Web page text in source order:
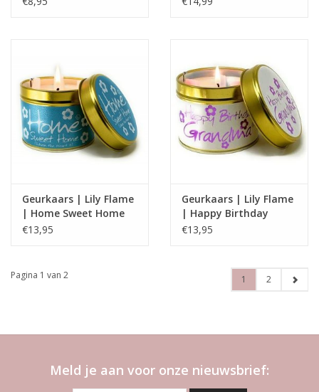
Geurkaars | Lily Flame
| Home Sweet Home
€13,95
Geurkaars | Lily Flame
| Happy Birthday
Grandma
€13,95
Pagina 1 van 2 1 2
Meld je aan voor onze nieuwsbrief: